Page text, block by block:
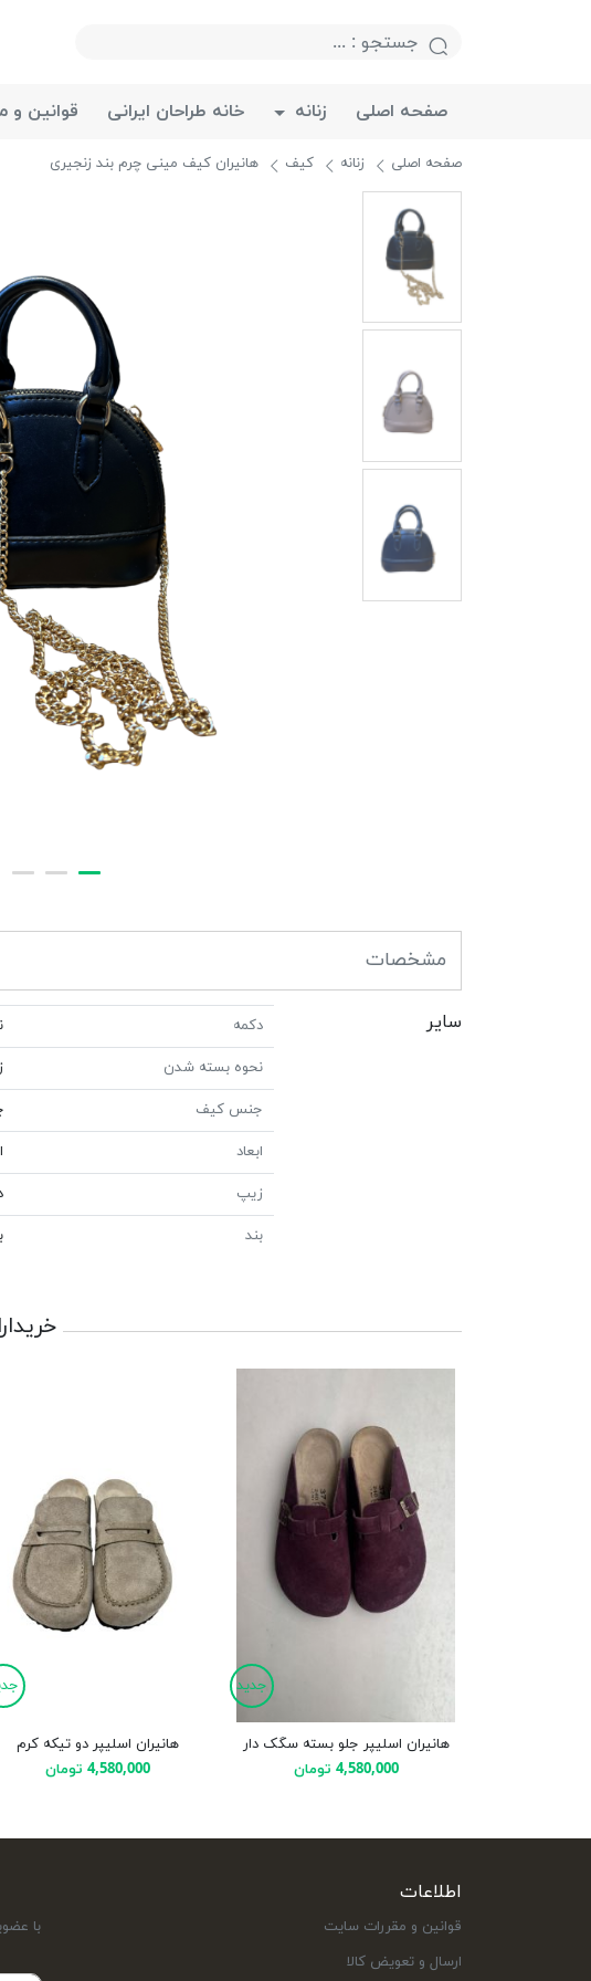
صفحه اصلی زنانه خانه طراحان ایرانی قوانین و
صفحه اصلی زنانه کیف
هانیران کیف مینی چرم بند زنجیری
مشخصات
سایر دکمه
نحوه بسته شدن
جنس کیف
ابعاد
زیپ
بند
جدید
هانیران اسلیپر جلو بسته سگک دار
4,580,000 تومان
هانیران اسلیپر دو تیکه کرم
4,580,000 تومان
اطلاعات
قوانین و مقررات سایت
ارسال و تعویض کالا
با